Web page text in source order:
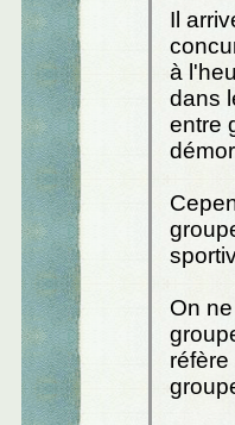
Il
à
dans
entre
On